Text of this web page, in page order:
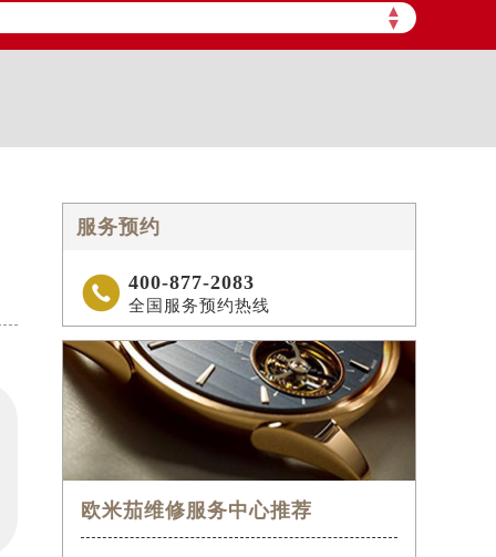
▲
▼
服务预约
 400-877-2083
全国服务预约热线
欧米茄维修服务中心推荐